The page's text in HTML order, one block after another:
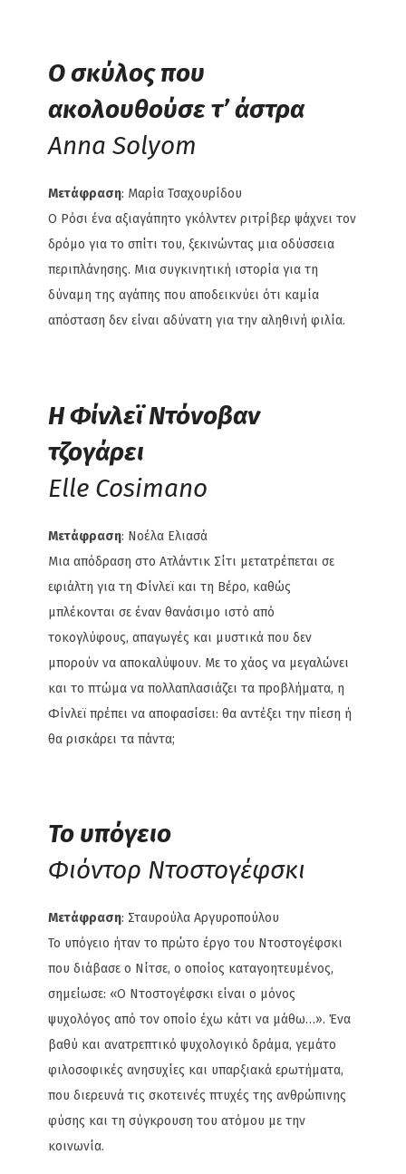
Ο σκύλος που
ακολουθούσε τ’ άστρα
Anna Solyom
Μετάφραση: Μαρία Τσαχουρίδου
Ο Ρόσι ένα αξιαγάπητο γκόλντεν ριτρίβερ ψάχνει τον
δρόμο για το σπίτι του, ξεκινώντας μια οδύσσεια
περιπλάνησης. Μια συγκινητική ιστορία για τη
δύναμη της αγάπης που αποδεικνύει ότι καμία
απόσταση δεν είναι αδύνατη για την αληθινή φιλία.
Η Φίνλεϊ Ντόνοβαν
τζογάρει
Elle Cosimano
Μετάφραση: Νοέλα Ελιασά
Μια απόδραση στο Ατλάντικ Σίτι μετατρέπεται σε
εφιάλτη για τη Φίνλεϊ και τη Βέρο, καθώς
μπλέκονται σε έναν θανάσιμο ιστό από
τοκογλύφους, απαγωγές και μυστικά που δεν
μπορούν να αποκαλύψουν. Με το χάος να μεγαλώνει
και το πτώμα να πολλαπλασιάζει τα προβλήματα, η
Φίνλεϊ πρέπει να αποφασίσει: θα αντέξει την πίεση ή
θα ρισκάρει τα πάντα;
Το υπόγειο
Φιόντορ Ντοστογέφσκι
Μετάφραση: Σταυρούλα Αργυροπούλου
Το υπόγειο ήταν το πρώτο έργο του Ντοστογέφσκι
που διάβασε ο Νίτσε, ο οποίος καταγοητευμένος,
σημείωσε: «Ο Ντοστογέφσκι είναι ο μόνος
ψυχολόγος από τον οποίο έχω κάτι να μάθω…». Ένα
βαθύ και ανατρεπτικό ψυχολογικό δράμα, γεμάτο
φιλοσοφικές ανησυχίες και υπαρξιακά ερωτήματα,
που διερευνά τις σκοτεινές πτυχές της ανθρώπινης
φύσης και τη σύγκρουση του ατόμου με την
κοινωνία.